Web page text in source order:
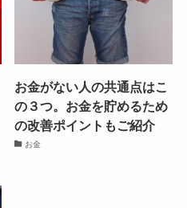
お金がない人の共通点はこ
の３つ。お金を貯めるため
の改善ポイントもご紹介
お金